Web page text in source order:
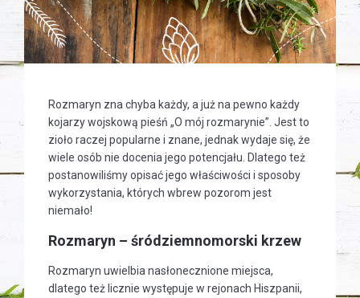
Rozmaryn zna chyba każdy, a już na pewno każdy
kojarzy wojskową pieśń „O mój rozmarynie”. Jest to
zioło raczej popularne i znane, jednak wydaje się, że
wiele osób nie docenia jego potencjału. Dlatego też
postanowiliśmy opisać jego właściwości i sposoby
wykorzystania, których wbrew pozorom jest
niemało!
Rozmaryn – śródziemnomorski krzew
Rozmaryn uwielbia nasłonecznione miejsca,
dlatego też licznie występuje w rejonach Hiszpanii,